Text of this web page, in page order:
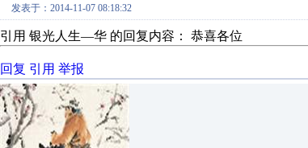
发表于：2014-11-07 08:18:32
引用 银光人生—华 的回复内容： 恭喜各位
回复 引用 举报